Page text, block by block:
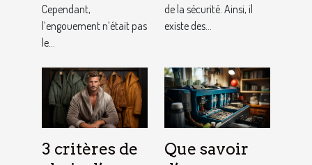
Cependant,
l’engouement n’était pas
le...
de la sécurité. Ainsi, il
existe des...
3 critères de
Que savoir